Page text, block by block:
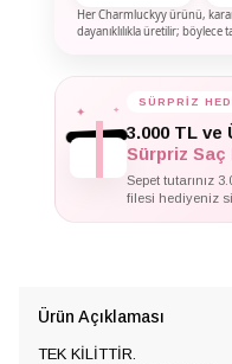
Her Charmluckyy ürünü,
dayanıklılıkla üretilir; böylece
✦ SÜRPRİZ
3.000 TL ve
Sürpriz Saç
Sepet tutarınız
filesi hediyeniz
Ürün Açıklaması
TEK KİLİTTİR.